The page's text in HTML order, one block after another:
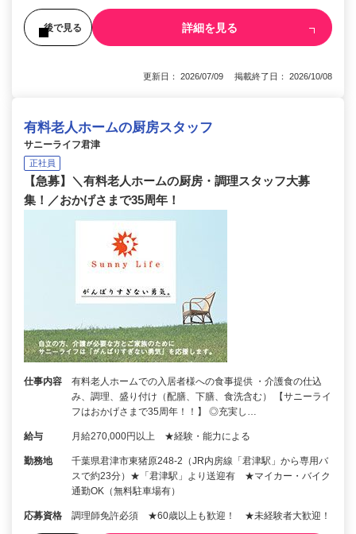
後で見る 詳細を見る
更新日： 2026/07/09 掲載終了日： 2026/10/08
有料老人ホームの厨房スタッフ
サニーライフ君津
正社員
【急募】＼有料老人ホームの厨房・調理スタッフ大募
集！／おかげさまで35周年！
仕事内容
有料老人ホームでの入居者様への食事提供 ・介護食の仕込
み、調理、盛り付け（配膳、下膳、食洗含む） 【サニーライ
フはおかげさまで35周年！！】 ◎充実し…
給与 月給270,000円以上 ★経験・能力による
勤務地
千葉県君津市東猪原248-2（JR内房線「君津駅」から専用バ
スで約23分）★「君津駅」より送迎有 ★マイカー・バイク
通勤OK（無料駐車場有）
応募資格 調理師免許必須 ★60歳以上も歓迎！ ★未経験者大歓迎！